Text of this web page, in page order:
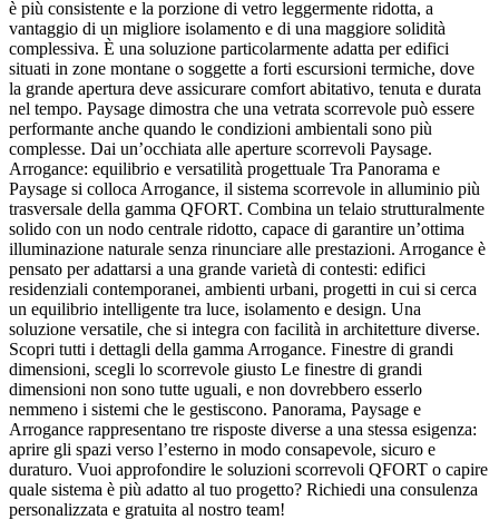
è più consistente e la porzione di vetro leggermente ridotta, a
vantaggio di un migliore isolamento e di una maggiore solidità
complessiva. È una soluzione particolarmente adatta per edifici
situati in zone montane o soggette a forti escursioni termiche, dove
la grande apertura deve assicurare comfort abitativo, tenuta e durata
nel tempo. Paysage dimostra che una vetrata scorrevole può essere
performante anche quando le condizioni ambientali sono più
complesse. Dai un’occhiata alle aperture scorrevoli Paysage.
Arrogance: equilibrio e versatilità progettuale Tra Panorama e
Paysage si colloca Arrogance, il sistema scorrevole in alluminio più
trasversale della gamma QFORT. Combina un telaio strutturalmente
solido con un nodo centrale ridotto, capace di garantire un’ottima
illuminazione naturale senza rinunciare alle prestazioni. Arrogance è
pensato per adattarsi a una grande varietà di contesti: edifici
residenziali contemporanei, ambienti urbani, progetti in cui si cerca
un equilibrio intelligente tra luce, isolamento e design. Una
soluzione versatile, che si integra con facilità in architetture diverse.
Scopri tutti i dettagli della gamma Arrogance. Finestre di grandi
dimensioni, scegli lo scorrevole giusto Le finestre di grandi
dimensioni non sono tutte uguali, e non dovrebbero esserlo
nemmeno i sistemi che le gestiscono. Panorama, Paysage e
Arrogance rappresentano tre risposte diverse a una stessa esigenza:
aprire gli spazi verso l’esterno in modo consapevole, sicuro e
duraturo. Vuoi approfondire le soluzioni scorrevoli QFORT o capire
quale sistema è più adatto al tuo progetto? Richiedi una consulenza
personalizzata e gratuita al nostro team!